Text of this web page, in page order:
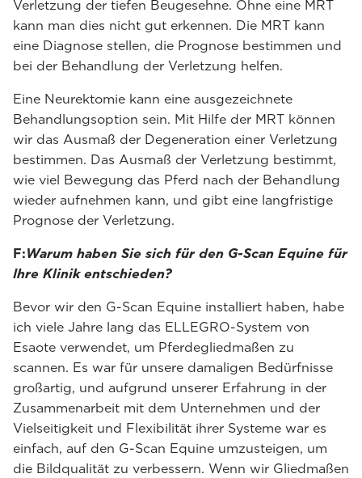
Verletzung der tiefen Beugesehne. Ohne eine MRT
kann man dies nicht gut erkennen. Die MRT kann
eine Diagnose stellen, die Prognose bestimmen und
bei der Behandlung der Verletzung helfen.
Eine Neurektomie kann eine ausgezeichnete
Behandlungsoption sein. Mit Hilfe der MRT können
wir das Ausmaß der Degeneration einer Verletzung
bestimmen. Das Ausmaß der Verletzung bestimmt,
wie viel Bewegung das Pferd nach der Behandlung
wieder aufnehmen kann, und gibt eine langfristige
Prognose der Verletzung.
F:Warum haben Sie sich für den G-Scan Equine für
Ihre Klinik entschieden?
Bevor wir den G-Scan Equine installiert haben, habe
ich viele Jahre lang das ELLEGRO-System von
Esaote verwendet, um Pferdegliedmaßen zu
scannen. Es war für unsere damaligen Bedürfnisse
großartig, und aufgrund unserer Erfahrung in der
Zusammenarbeit mit dem Unternehmen und der
Vielseitigkeit und Flexibilität ihrer Systeme war es
einfach, auf den G-Scan Equine umzusteigen, um
die Bildqualität zu verbessern. Wenn wir Gliedmaßen